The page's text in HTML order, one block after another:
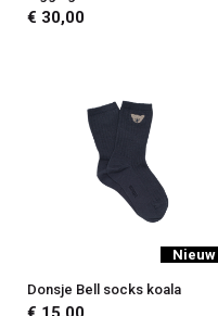
€ 30,00
Nieuw
Donsje Bell socks koala